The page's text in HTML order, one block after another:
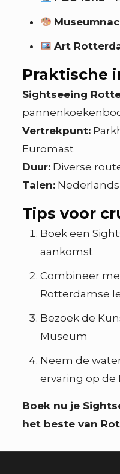
Art
Praktische
Sightseeing
Vertrekpunt:
Euromast
Duur:Diverse
Talen:
Tips voor
Boek een
aankomst
Combineer
Rotterdamse
Bezoek de
Museum
Neem de
ervaring op de
Boek nu je
het beste van